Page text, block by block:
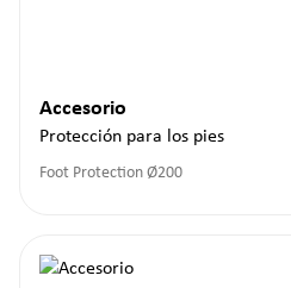
Accesorio
Protección para los pies
Foot Protection Ø200